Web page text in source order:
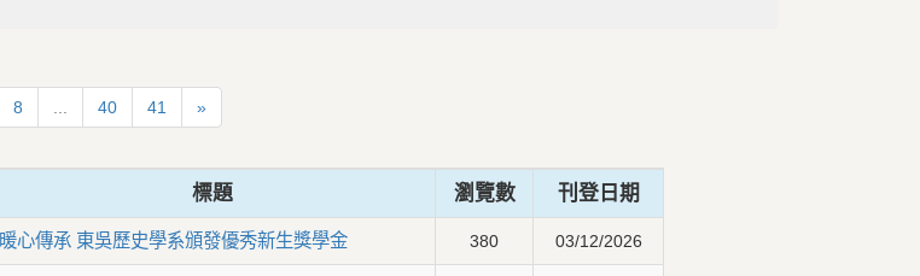
8 40 41 »
標題 瀏覽數 刊登日期
暖心傳承 東吳歷史學系頒發優秀新生獎學金 380 03/12/2026